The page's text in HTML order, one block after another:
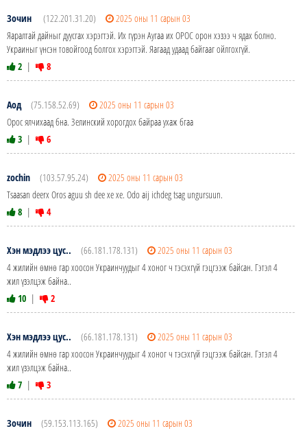
Зочин (122.201.31.20)
2025 оны 11 сарын 03
Яаралтай дайныг дуусгах хэрэгтэй. Их гүрэн Аугаа их ОРОС орон хэзээ ч ядах болно.
Украиныг үнсэн товойгоод болгох хэрэгтэй. Яагаад удаад байгааг ойлгохгүй.
2 | 8
Аод (75.158.52.69)
2025 оны 11 сарын 03
Орос ялчихаад бна. Зелинский хорогдох байраа ухаж бгаа
3 | 6
zochin (103.57.95.24)
2025 оны 11 сарын 03
Tsaasan deerx Oros aguu sh dee xe xe. Odo aij ichdeg tsag ungursuun.
8 | 4
Хэн мэдлээ цус.. (66.181.178.131)
2025 оны 11 сарын 03
4 жилийн өмнө гар хоосон Украинчуудыг 4 хоног ч тэсэхгүй гэцгээж байсан. Гэтэл 4
жил үзэлцэж байна..
10 | 2
Хэн мэдлээ цус.. (66.181.178.131)
2025 оны 11 сарын 03
4 жилийн өмнө гар хоосон Украинчуудыг 4 хоног ч тэсэхгүй гэцгээж байсан. Гэтэл 4
жил үзэлцэж байна..
7 | 3
Зочин (59.153.113.165)
2025 оны 11 сарын 03